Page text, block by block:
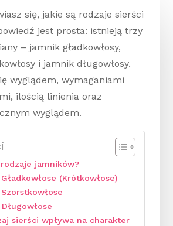
się, jakie są rodzaje sierści
jest prosta: istnieją trzy
– jamnik gładkowłosy,
i jamnik długowłosy.
wyglądem, wymaganiami
ilością linienia oraz
wyglądem.
jamników?
(Krótkowłose)
sierści wpływa na charakter